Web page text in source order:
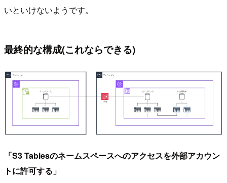
いといけないようです。
最終的な構成(これならできる)
「S3 Tablesのネームスペースへのアクセスを外部アカウン
トに許可する」